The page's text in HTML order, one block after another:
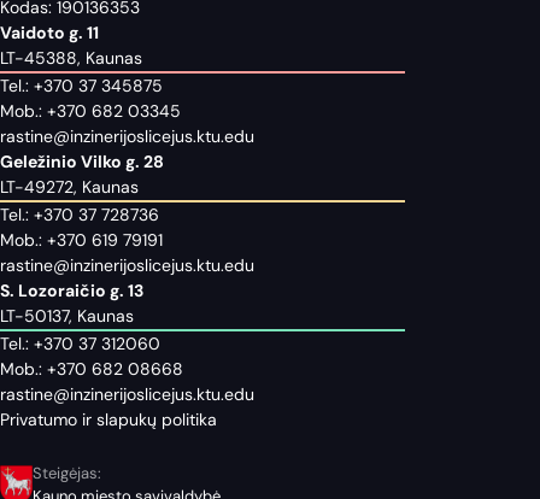
Kodas: 190136353
Vaidoto g. 11
LT-45388, Kaunas
Tel.: +370 37 345875
Mob.: +370 682 03345
rastine@inzinerijoslicejus.ktu.edu
Geležinio Vilko g. 28
LT-49272, Kaunas
Tel.: +370 37 728736
Mob.: +370 619 79191
rastine@inzinerijoslicejus.ktu.edu
S. Lozoraičio g. 13
LT-50137, Kaunas
Tel.: +370 37 312060
Mob.: +370 682 08668
rastine@inzinerijoslicejus.ktu.edu
Privatumo ir slapukų politika
Steigėjas: